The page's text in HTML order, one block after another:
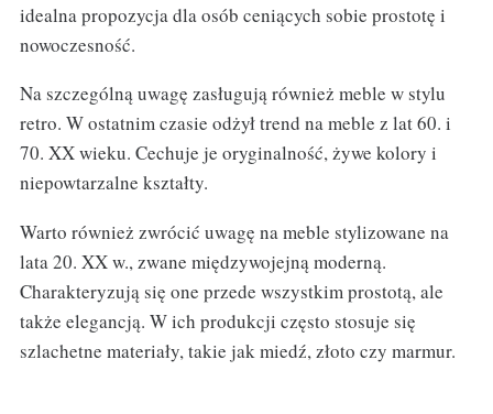
idealna propozycja dla osób ceniących sobie prostotę i
nowoczesność.
Na szczególną uwagę zasługują również meble w stylu
retro. W ostatnim czasie odżył trend na meble z lat 60. i
70. XX wieku. Cechuje je oryginalność, żywe kolory i
niepowtarzalne kształty.
Warto również zwrócić uwagę na meble stylizowane na
lata 20. XX w., zwane międzywojejną moderną.
Charakteryzują się one przede wszystkim prostotą, ale
także elegancją. W ich produkcji często stosuje się
szlachetne materiały, takie jak miedź, złoto czy marmur.